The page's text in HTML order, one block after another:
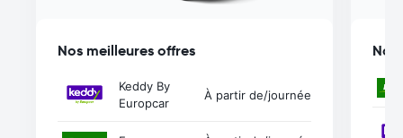
Nos meilleures offres
Keddy By
Europcar
À partir de/journée
Nos